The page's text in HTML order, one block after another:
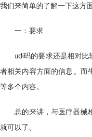
我们来简单的了解一下这方
一：要求
udi码的要求还是相对比较
者相关内容方面的信息。而
等多个内容。
总的来讲，与医疗器械相
就可以了。